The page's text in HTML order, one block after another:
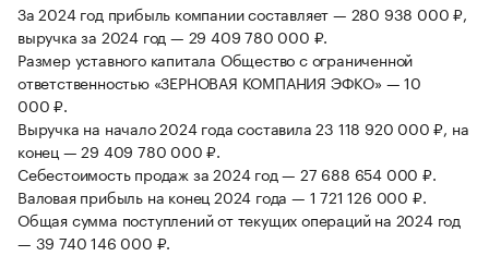
За 2024 год прибыль компании составляет — 280 938 000 ₽,
выручка за 2024 год — 29 409 780 000 ₽.
Размер уставного капитала Общество с ограниченной
ответственностью «ЗЕРНОВАЯ КОМПАНИЯ ЭФКО» — 10
000 ₽.
Выручка на начало 2024 года составила 23 118 920 000 ₽, на
конец — 29 409 780 000 ₽.
Себестоимость продаж за 2024 год — 27 688 654 000 ₽.
Валовая прибыль на конец 2024 года — 1 721 126 000 ₽.
Общая сумма поступлений от текущих операций на 2024 год
— 39 740 146 000 ₽.